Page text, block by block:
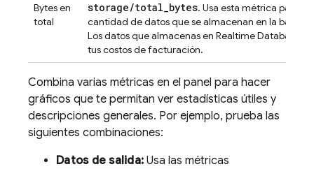
Bytes en
total
storage/total_bytes. Usa esta métrica para
cantidad de datos que se almacenan en la base
Los datos que almacenas en Realtime Database
tus costos de facturación.
Combina varias métricas en el panel para hacer
gráficos que te permitan ver estadísticas útiles y
descripciones generales. Por ejemplo, prueba las
siguientes combinaciones:
Datos de salida: Usa las métricas